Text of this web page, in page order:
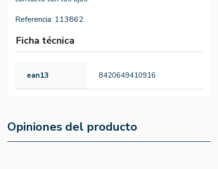
Referencia: 113862
Ficha técnica
ean13 8420649410916
Opiniones del producto